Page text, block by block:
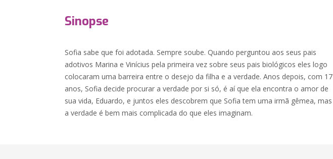
Sinopse
Sofia sabe que foi adotada. Sempre soube. Quando perguntou aos seus pais
adotivos Marina e Vinícius pela primeira vez sobre seus pais biológicos eles logo
colocaram uma barreira entre o desejo da filha e a verdade. Anos depois, com 17
anos, Sofia decide procurar a verdade por si só, é aí que ela encontra o amor de
sua vida, Eduardo, e juntos eles descobrem que Sofia tem uma irmã gêmea, mas
a verdade é bem mais complicada do que eles imaginam.